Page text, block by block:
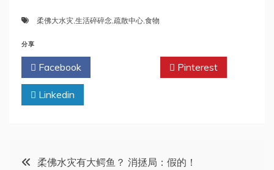
柔佛大水灾,生活碎碎念,疏散中心,食物
分享
Facebook Pinterest
Linkedin
文
柔佛水灾有大鳄鱼？ 消拯局：假的！